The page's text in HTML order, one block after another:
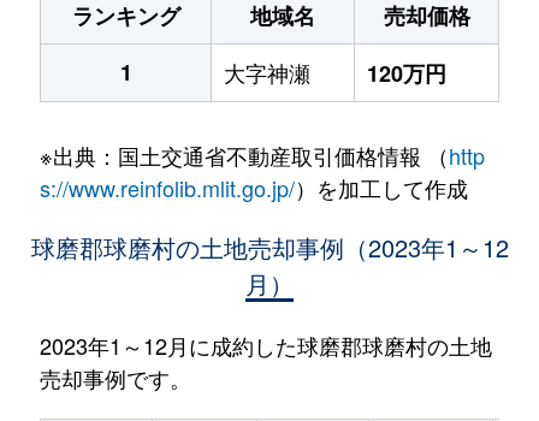
ランキング
地域名
売却価格
1
大字神瀬 120万円
※出典：国土交通省不動産取引価格情報 （http
s://www.reinfolib.mlit.go.jp/）を加工して作成
球磨郡球磨村の土地売却事例（2023年1～12
月）
2023年1～12月に成約した球磨郡球磨村の土地
売却事例です。